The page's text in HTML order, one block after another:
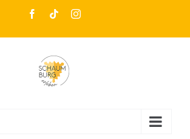
Facebook
TiktokInstagram